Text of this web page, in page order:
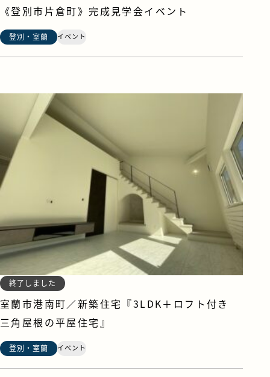
《登別市片倉町》完成見学会イベント
登別・室蘭 イベント
終了しました
室蘭市港南町／新築住宅『3LDK＋ロフト付き
三角屋根の平屋住宅』
登別・室蘭 イベント